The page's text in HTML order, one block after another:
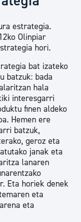
estrategia.
Olinpiar
hori.
bat izateko
batzuk: bada
hala
interesgarri
finen aldeko
Hemen ere
batzuk,
geroz eta
janak eta
lanaren
Eta horiek denek
eta
eta